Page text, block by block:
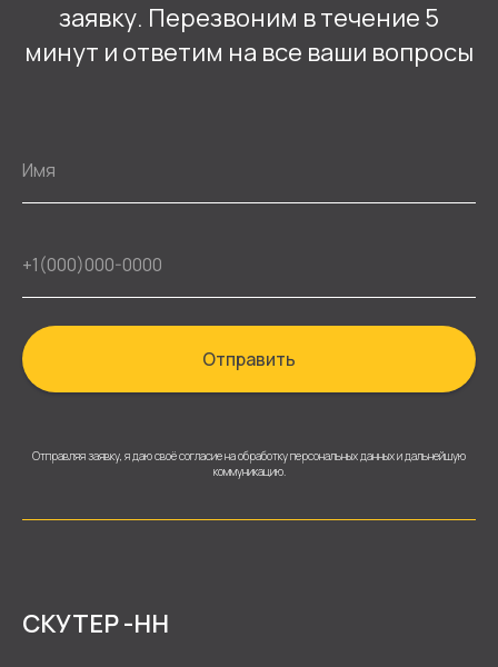
заявку. Перезвоним в течение 5
минут и ответим на все ваши вопросы
Отправить
Отправляя заявку, я даю своё согласие на обработку персональных данных и дальнейшую
коммуникацию.
СКУТЕР -НН